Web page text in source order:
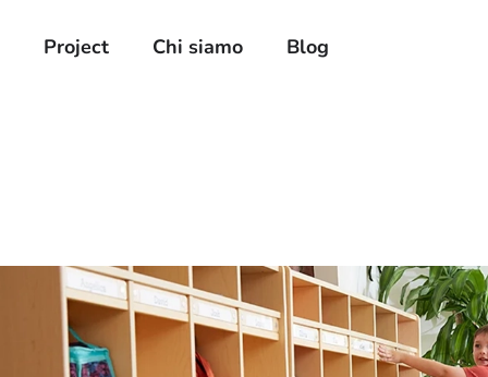
Project Chi siamo Blog